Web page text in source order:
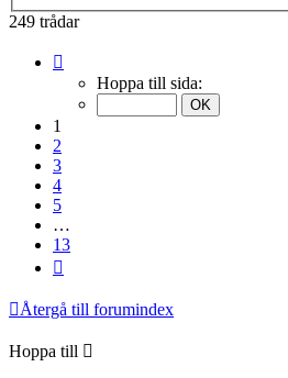
249 trådar
Hoppa till sida:
1
2
3
4
5
…
13
Återgå till forumindex
Hoppa till